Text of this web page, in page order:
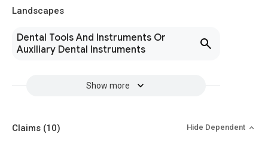
Landscapes
Dental Tools And Instruments Or
Auxiliary Dental Instruments
Show more
Claims (10) Hide Dependent